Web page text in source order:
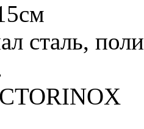
сталь,